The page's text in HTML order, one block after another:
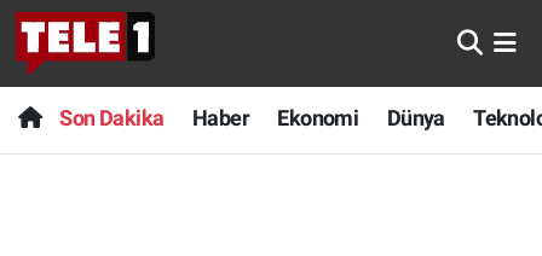
Son Dakika Haber Ekonomi Dünya
Anında Manşet
Başka Sohbetler
Son Dakika
Haber
Nöbetçi Eczaneler
Hava Durumu